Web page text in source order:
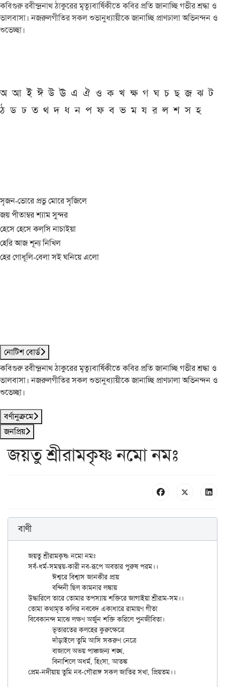
কবিগুরু রবীন্দ্রনাথ ঠাকুরের মৃত্যুবার্ষিকীতে কবির প্রতি জানাচ্ছি গভীর শ্রদ্ধা ও
ভালবাসা। নজরুলগীতির সকল শুভানুধ্যায়ীকে জানাচ্ছি প্রাণঢালা অভিনন্দন ও
শুভেচ্ছা।
অ আ ই ঈ উ ঊ এ ঐ ও ক খ ক্ষ গ ঘ চ ছ জ ঝ ট
ঠ ড ঢ ত থ দ ধ ন প ফ ব ভ ম য র ল শ স হ
সৃজন-ভোরে প্রভু মোরে সৃজিলে
জয় পীতাম্বর শ্যাম সুন্দর
হেসে হেসে কল্‌সি নাচাইয়া
হেরি আজ শূন্য নিখিল
হের গোধূলি-বেলা সই ঘনিয়ে এলো
নোটিশ বোর্ড
কবিগুরু রবীন্দ্রনাথ ঠাকুরের মৃত্যুবার্ষিকীতে কবির প্রতি জানাচ্ছি গভীর শ্রদ্ধা ও
ভালবাসা। নজরুলগীতির সকল শুভানুধ্যায়ীকে জানাচ্ছি প্রাণঢালা অভিনন্দন ও
শুভেচ্ছা।
বর্ণানুক্রমে
জনপ্রিয়
জয়তু শ্রীরামকৃষ্ণ নমো নমঃ
বাণী
জয়তু শ্রীরামকৃষ্ণ নমো নমঃ
সর্ব-ধর্ম-সমন্বয়-কারী নব-রূপে অবতার পুরুষ পরম।।
	ঈশ্বরে বিশ্বাস জানকীর প্রায়
	বন্দিনী ছিল কামনার লঙ্কায়
উদ্ধারিলে তারে তোমার তপস্যায় শক্তিরে জাগাইয়া শ্রীরাম-সম।।
তোমা কথামৃত কলির নববেদ একাধারে রামায়ণ গীতা
বিবেকানন্দ মাঝে লক্ষণ অর্জুন শক্তি করিলে পুনজীবিতা।
	ভূতারতের কলহের কুরুক্ষেত্রে
	দাঁড়াইলে তুমি আসি সকরুণ নেত্রে
	বাজালে অভয় পাঞ্চজন্য শঙ্খ,
	বিনাশিলে অধর্ম, হিংসা, আতঙ্ক